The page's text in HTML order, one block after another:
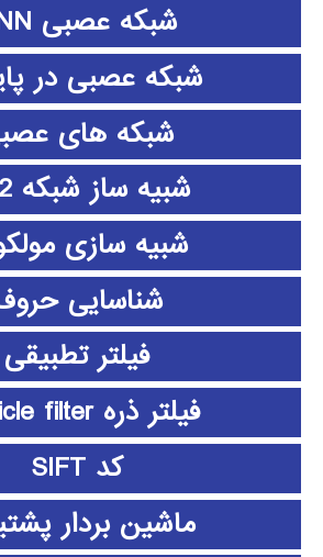
شبکه عصبی CNN
شبکه عصبی در
شبکه های
شبیه ساز شبکه NS2
شبیه سازی
شناسایی
فیلتر تطبیقی
فیلتر ذره particle filter
کد SIFT
ماشین بردار